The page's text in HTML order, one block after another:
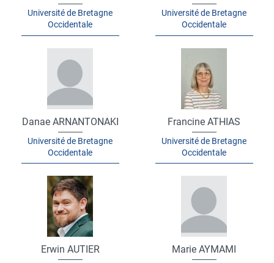
Université de Bretagne
Occidentale
Université de Bretagne
Occidentale
Danae ARNANTONAKI
Université de Bretagne
Occidentale
Francine ATHIAS
Université de Bretagne
Occidentale
Erwin AUTIER Marie AYMAMI